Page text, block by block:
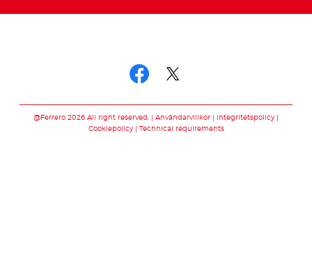
@Ferrero 2026 All right reserved. Användarvillkor
Integritetspolicy
Cookiepolicy
Technical requirements